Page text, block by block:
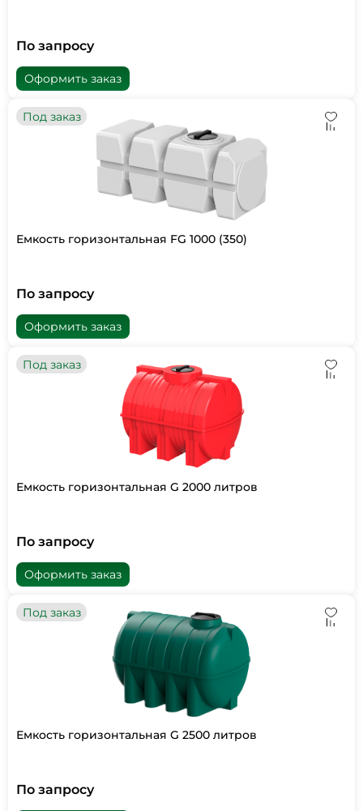
По запросу
Оформить заказ
Под заказ
Емкость горизонтальная FG 1000 (350)
По запросу
Оформить заказ
Под заказ
Емкость горизонтальная G 2000 литров
По запросу
Оформить заказ
Под заказ
Емкость горизонтальная G 2500 литров
По запросу